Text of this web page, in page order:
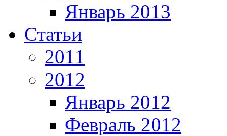
Январь 2013
Статьи
2011
2012
Январь 2012
Февраль 2012